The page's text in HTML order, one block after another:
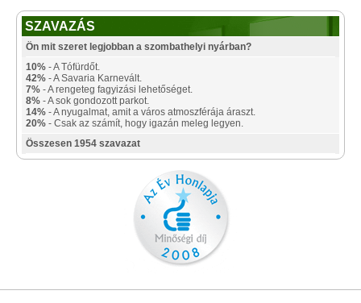
SZAVAZÁS
Ön mit szeret legjobban a szombathelyi nyárban?
10% - A Tófürdőt.
42% - A Savaria Karnevált.
7% - A rengeteg fagyizási lehetőséget.
8% - A sok gondozott parkot.
14% - A nyugalmat, amit a város atmoszférája áraszt.
20% - Csak az számít, hogy igazán meleg legyen.
Összesen 1954 szavazat